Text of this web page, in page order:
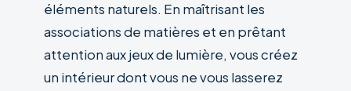
éléments naturels. En maîtrisant les
associations de matières et en prêtant
attention aux jeux de lumière, vous créez
un intérieur dont vous ne vous lasserez